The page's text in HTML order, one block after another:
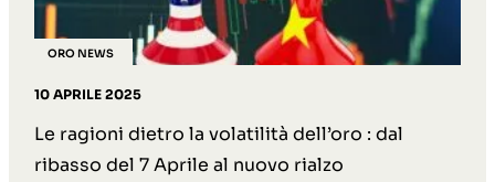
ORO NEWS
10 APRILE 2025
Le ragioni dietro la volatilità dell’oro : dal
ribasso del 7 Aprile al nuovo rialzo